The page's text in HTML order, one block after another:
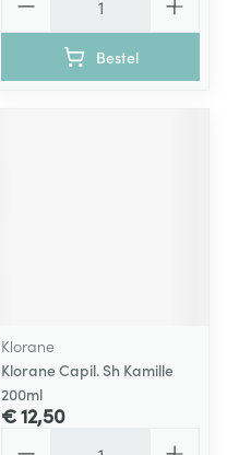
Bestel
Klorane
Klorane Capil. Sh Kamille
200ml
€ 12,50